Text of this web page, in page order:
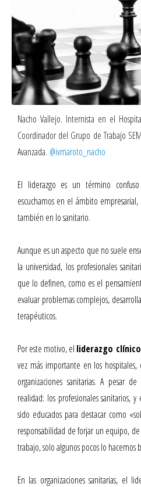
Nacho Vallejo. Internista en el
Coordinador del Grupo de Trabajo
Avanzada. @ivmaroto_nacho
El liderazgo es un término
escuchamos en el ámbito
también en lo sanitario.
Aunque es un aspecto que no suele
la universidad, los profesionales
que lo definen, como es el
evaluar problemas complejos,
terapéuticos.
Por este motivo, el liderazgo clínico
vez más importante en los
organizaciones sanitarias. A pesar
realidad: los profesionales sanitarios,
sido educados para destacar como
responsabilidad de forjar un equipo,
trabajo, solo algunos pocos lo hacemos
En las organizaciones sanitarias, el